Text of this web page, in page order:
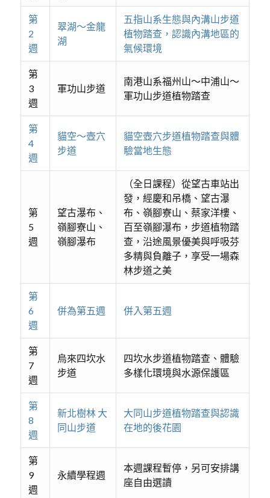
第
2
週
翠湖～金龍
湖
五指山系生態與內溝山步道
植物踏查，認識內溝地區的
氣候環境
第
3
週
軍功山步道
南港山系福州山～中浦山～
軍功山步道植物踏查
第
4
週
貓空～壺穴
步道
貓空壺穴步道植物踏查與體
驗當地生態
第
5
週
望古瀑布、
嶺腳寮山、
嶺腳瀑布
（全日課程）從望古車站出
發，經慶和吊橋、望古瀑
布、嶺腳寮山、蔡家洋樓、
百至嶺腳瀑布，步道植物踏
查，沿途風景優美與呼吸芬
多精與負離子，享受一場森
林步道之美
第
6
週
併為第五週 併入第五週
第
7
週
烏來四坎水
步道
四坎水步道植物踏查、體驗
多樣化環境與水源保護區
第
8
週
新北樹林 大
同山步道
大同山步道植物踏查與認識
在地的後花園
第
9
週
永續學程週
本週課程暫停，另可安排講
座自由選讀